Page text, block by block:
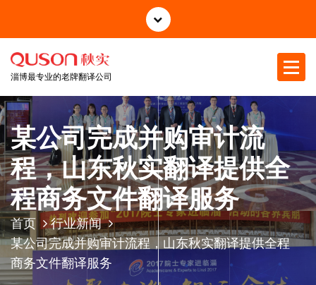
正
淄博最专业的老牌翻译公司
某公司完成并购审计流
程，山东秋实翻译提供全
程商务文件翻译服务
首页
行业新闻
某公司完成并购审计流程，山东秋实翻译提供全程
商务文件翻译服务